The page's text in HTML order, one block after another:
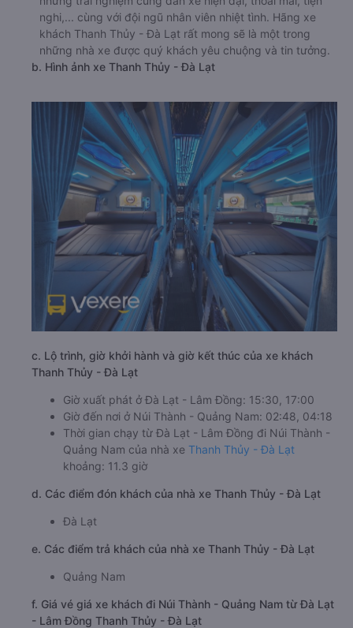
nghi,... cùng với đội ngũ nhân viên nhiệt tình. Hãng xe
khách Thanh Thủy - Đà Lạt rất mong sẽ là một trong
những nhà xe được quý khách yêu chuộng và tin tưởng.
b. Hình ảnh xe Thanh Thủy - Đà Lạt
c. Lộ trình, giờ khởi hành và giờ kết thúc của xe khách
Thanh Thủy - Đà Lạt
Giờ xuất phát ở Đà Lạt - Lâm Đồng: 15:30, 17:00
Giờ đến nơi ở Núi Thành - Quảng Nam: 02:48, 04:18
Thời gian chạy từ Đà Lạt - Lâm Đồng đi Núi Thành -
Quảng Nam của nhà xe Thanh Thủy - Đà Lạt
khoảng: 11.3 giờ
d. Các điểm đón khách của nhà xe Thanh Thủy - Đà Lạt
Đà Lạt
e. Các điểm trả khách của nhà xe Thanh Thủy - Đà Lạt
Quảng Nam
f. Giá vé giá xe khách đi Núi Thành - Quảng Nam từ Đà Lạt
- Lâm Đồng Thanh Thủy - Đà Lạt